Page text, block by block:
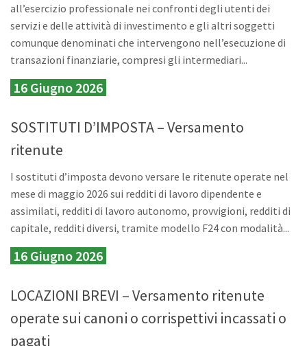
all’esercizio professionale nei confronti degli utenti dei
servizi e delle attività di investimento e gli altri soggetti
comunque denominati che intervengono nell’esecuzione di
transazioni finanziarie, compresi gli intermediari...
16 Giugno 2026
SOSTITUTI D’IMPOSTA – Versamento
ritenute
I sostituti d’imposta devono versare le ritenute operate nel
mese di maggio 2026 sui redditi di lavoro dipendente e
assimilati, redditi di lavoro autonomo, provvigioni, redditi di
capitale, redditi diversi, tramite modello F24 con modalità...
16 Giugno 2026
LOCAZIONI BREVI – Versamento ritenute
operate sui canoni o corrispettivi incassati o
pagati